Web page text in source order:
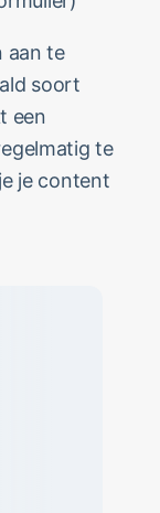
aan te
soort
een
te
je content